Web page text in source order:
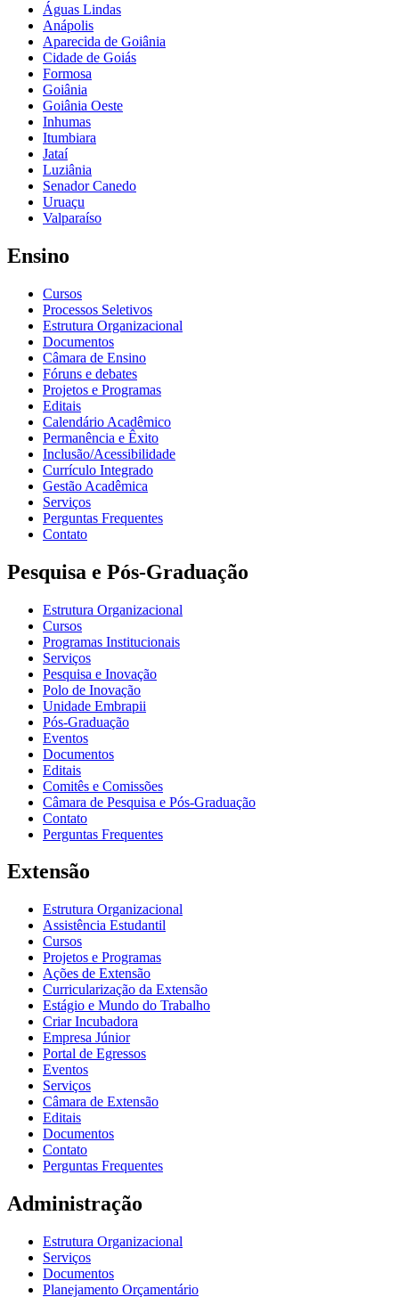
Águas Lindas
Anápolis
Aparecida de Goiânia
Cidade de Goiás
Formosa
Goiânia
Goiânia Oeste
Inhumas
Itumbiara
Jataí
Luziânia
Senador Canedo
Uruaçu
Valparaíso
Ensino
Cursos
Processos Seletivos
Estrutura Organizacional
Documentos
Câmara de Ensino
Fóruns e debates
Projetos e Programas
Editais
Calendário Acadêmico
Permanência e Êxito
Inclusão/Acessibilidade
Currículo Integrado
Gestão Acadêmica
Serviços
Perguntas Frequentes
Contato
Pesquisa e Pós-Graduação
Estrutura Organizacional
Cursos
Programas Institucionais
Serviços
Pesquisa e Inovação
Polo de Inovação
Unidade Embrapii
Pós-Graduação
Eventos
Documentos
Editais
Comitês e Comissões
Câmara de Pesquisa e Pós-Graduação
Contato
Perguntas Frequentes
Extensão
Estrutura Organizacional
Assistência Estudantil
Cursos
Projetos e Programas
Ações de Extensão
Curricularização da Extensão
Estágio e Mundo do Trabalho
Criar Incubadora
Empresa Júnior
Portal de Egressos
Eventos
Serviços
Câmara de Extensão
Editais
Documentos
Contato
Perguntas Frequentes
Administração
Estrutura Organizacional
Serviços
Documentos
Planejamento Orçamentário